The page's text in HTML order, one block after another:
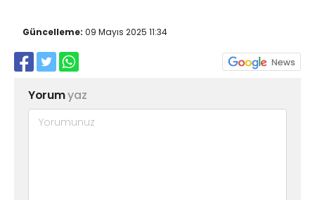
Güncelleme: 09 Mayıs 2025 11:34
Yorumyaz